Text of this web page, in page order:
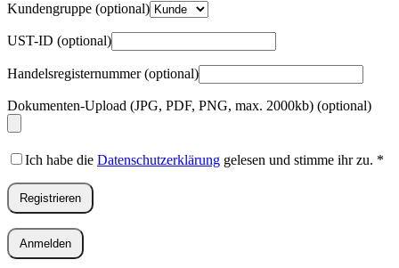
Kundengruppe (optional)
UST-ID (optional)
Handelsregisternummer(optional)
Dokumenten-Upload (JPG, PDF, PNG, max. 2000kb) (optional)
Ich habe die Datenschutzerklärung gelesen und stimme ihr zu. *
Registrieren
Anmelden